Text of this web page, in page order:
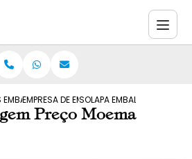
EMBALAGENS
EMPRESA DE EMBALAGENS SOLAPA
SOLAPA EMBALAGEM
Preço Moema